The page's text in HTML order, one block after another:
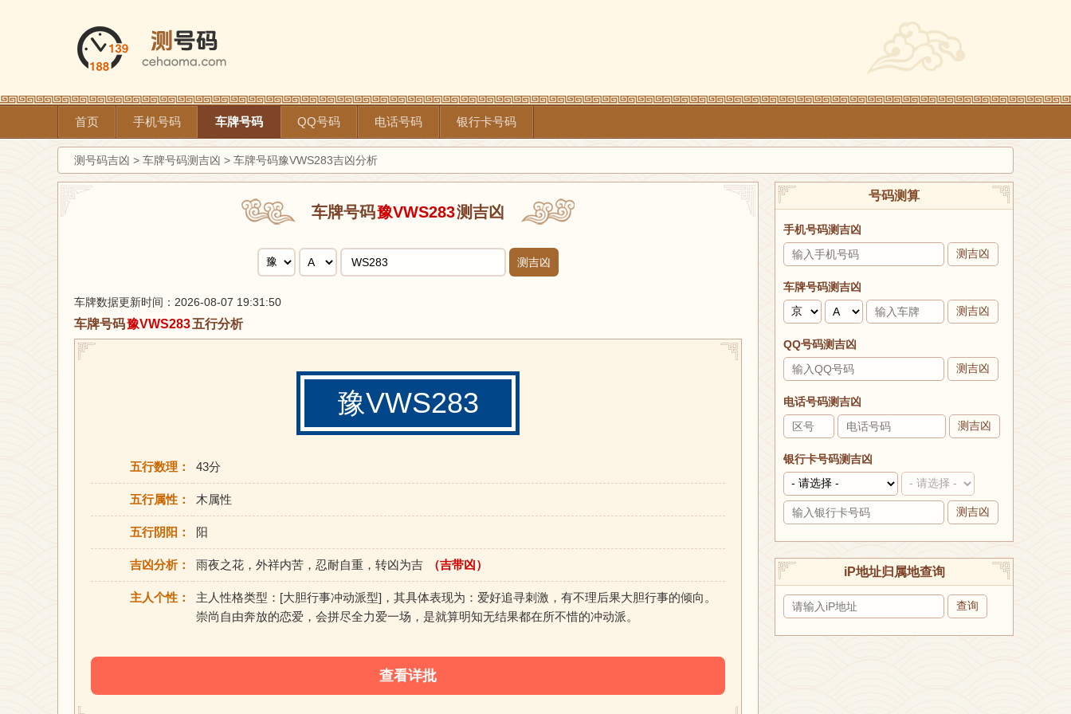
首页 手机号码 车牌号码 QQ号码 电话号码 银行卡号码
测号码吉凶 > 车牌号码测吉凶 > 车牌号码豫VWS283吉凶分析
车牌号码豫VWS283测吉凶
测吉凶
车牌数据更新时间：2026-08-07 19:31:50
车牌号码豫VWS283五行分析
豫VWS283
五行数理： 43分
五行属性： 木属性
五行阴阳： 阳
吉凶分析： 雨夜之花，外祥内苦，忍耐自重，转凶为吉 （吉带凶）
主人个性：
主人性格类型：[大胆行事冲动派型]，其具体表现为：爱好追寻刺激，有不理后果大胆行事的倾向。
崇尚自由奔放的恋爱，会拼尽全力爱一场，是就算明知无结果都在所不惜的冲动派。
查看详批
号码测算
手机号码测吉凶
测吉凶
车牌号码测吉凶
测吉凶
QQ号码测吉凶
测吉凶
电话号码测吉凶
测吉凶
银行卡号码测吉凶
测吉凶
iP地址归属地查询
查询